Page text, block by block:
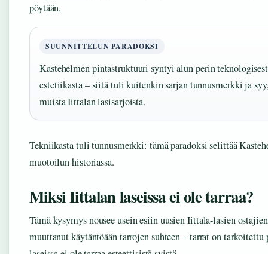
pöytään.
SUUNNITTELUN PARADOKSI
Kastehelmen pintastruktuuri syntyi alun perin
estetiikasta – siitä tuli kuitenkin sarjan tunnusmerkki ja
muista Iittalan lasisarjoista.
Tekniikasta tuli tunnusmerkki: tämä paradoksi selittää
muotoilun historiassa.
Miksi Iittalan laseissa ei ole tarraa?
Tämä kysymys nousee usein esiin uusien Iittala-lasien
muuttanut käytäntöään tarrojen suhteen – tarrat on tarkoitettu